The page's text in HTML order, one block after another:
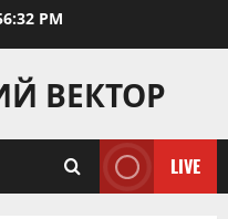
PM
ВЕКТОР
LIVE